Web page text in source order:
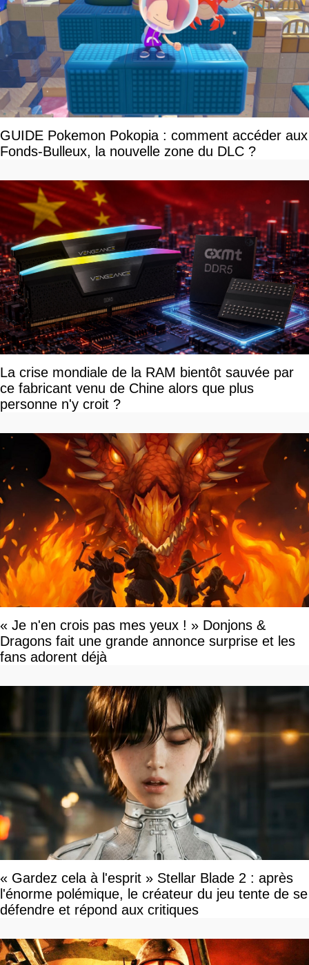
GUIDE Pokemon Pokopia : comment accéder aux
Fonds-Bulleux, la nouvelle zone du DLC ?
La crise mondiale de la RAM bientôt sauvée par
ce fabricant venu de Chine alors que plus
personne n'y croit ?
« Je n'en crois pas mes yeux ! » Donjons &
Dragons fait une grande annonce surprise et les
fans adorent déjà
« Gardez cela à l'esprit » Stellar Blade 2 : après
l'énorme polémique, le créateur du jeu tente de se
défendre et répond aux critiques